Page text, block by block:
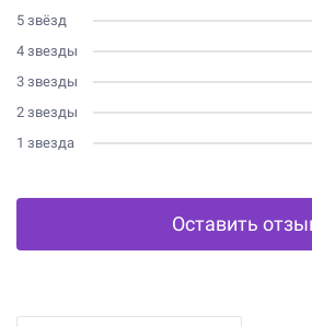
5 звёзд
4 звезды
3 звезды
2 звезды
1 звезда
Оставить